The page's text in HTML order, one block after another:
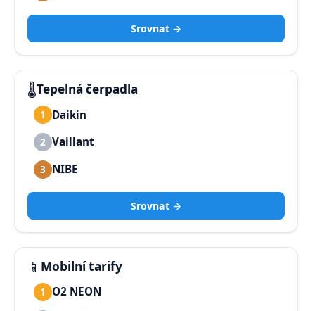
Srovnat →
🌡️Tepelná čerpadla
1 Daikin
2 Vaillant
3 NIBE
Srovnat →
📱 Mobilní tarify
1 O2 NEON